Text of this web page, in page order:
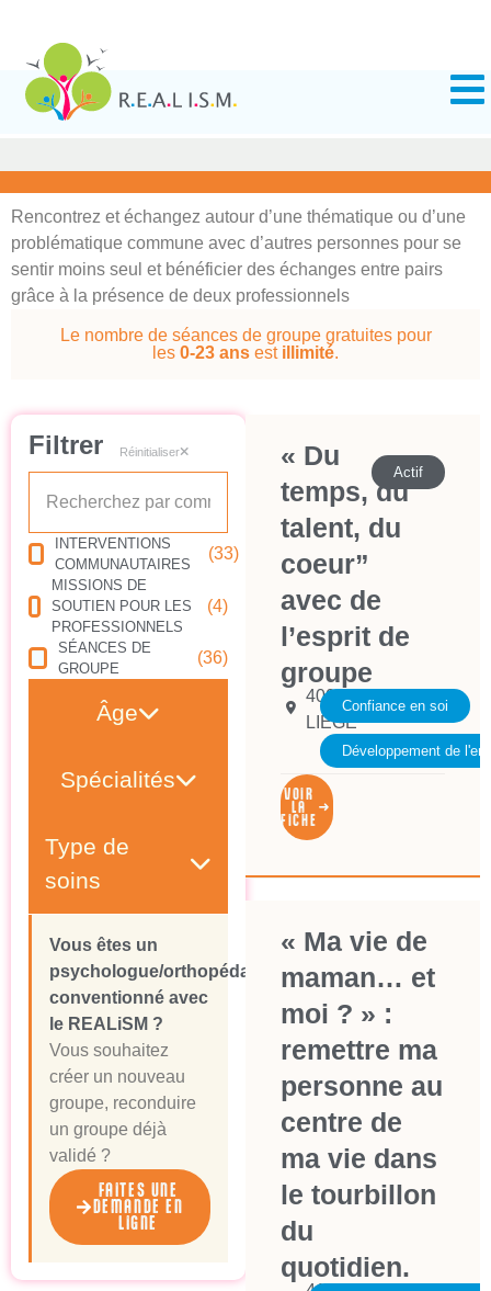
Rencontrez et échangez autour d’une thématique ou d’une
problématique commune avec d’autres personnes pour se
sentir moins seul et bénéficier des échanges entre pairs
grâce à la présence de deux professionnels
Le nombre de séances de groupe gratuites pour
les 0-23 ans est illimité.
Filtrer Réinitialiser
INTERVENTIONS
COMMUNAUTAIRES
(33)
MISSIONS DE
SOUTIEN POUR LES
PROFESSIONNELS
(4)
SÉANCES DE
GROUPE
(36)
Âge
Spécialités
Type de
soins
Vous êtes un
psychologue/orthopédagogue
conventionné avec
le REALiSM ?
Vous souhaitez
créer un nouveau
groupe, reconduire
un groupe déjà
validé ?
FAITES UNE
DEMANDE EN
LIGNE
« Du
temps, du
talent, du
coeur”
avec de
l’esprit de
groupe
Actif
4000
LIEGE
Confiance en soi
Développement de
VOIR
LA
FICHE
« Ma vie de
maman… et
moi ? » :
remettre ma
personne au
centre de
ma vie dans
le tourbillon
du
quotidien.